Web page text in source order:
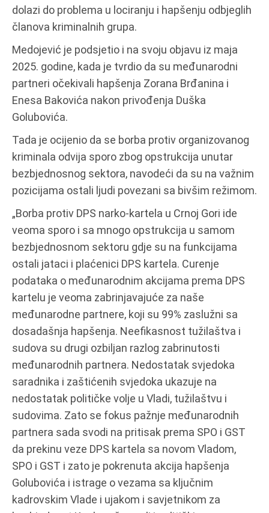
dolazi do problema u lociranju i hapšenju odbjeglih
članova kriminalnih grupa.
Medojević je podsjetio i na svoju objavu iz maja
2025. godine, kada je tvrdio da su međunarodni
partneri očekivali hapšenja Zorana Brđanina i
Enesa Bakovića nakon privođenja Duška
Golubovića.
Tada je ocijenio da se borba protiv organizovanog
kriminala odvija sporo zbog opstrukcija unutar
bezbjednosnog sektora, navodeći da su na važnim
pozicijama ostali ljudi povezani sa bivšim režimom.
„Borba protiv DPS narko-kartela u Crnoj Gori ide
veoma sporo i sa mnogo opstrukcija u samom
bezbjednosnom sektoru gdje su na funkcijama
ostali jataci i plaćenici DPS kartela. Curenje
podataka o međunarodnim akcijama prema DPS
kartelu je veoma zabrinjavajuće za naše
međunarodne partnere, koji su 99% zaslužni sa
dosadašnja hapšenja. Neefikasnost tužilaštva i
sudova su drugi ozbiljan razlog zabrinutosti
međunarodnih partnera. Nedostatak svjedoka
saradnika i zaštićenih svjedoka ukazuje na
nedostatak političke volje u Vladi, tužilaštvu i
sudovima. Zato se fokus pažnje međunarodnih
partnera sada svodi na pritisak prema SPO i GST
da prekinu veze DPS kartela sa novom Vladom,
SPO i GST i zato je pokrenuta akcija hapšenja
Golubovića i istrage o vezama sa ključnim
kadrovskim Vlade i ujakom i savjetnikom za